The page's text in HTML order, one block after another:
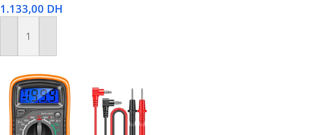
1.133,00 DH
Ajouter Au Panier